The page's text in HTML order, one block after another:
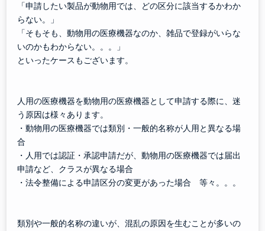
「申請したい製品が動物用では、どの区分に該当するかわか
らない。」
「そもそも、動物用の医療機器なのか、雑品で登録がいらな
いのかもわからない。。。」
といったケースもございます。
人用の医療機器を動物用の医療機器として申請する際に、迷
う原因は様々あります。
・動物用の医療機器では類別・一般的名称が人用と異なる場
合
・人用では認証・承認申請だが、動物用の医療機器では届出
申請など、クラスが異なる場合
・法令整備による申請区分の変更があった場合 等々。。。
類別や一般的名称の違いが、混乱の原因を生むことが多いの